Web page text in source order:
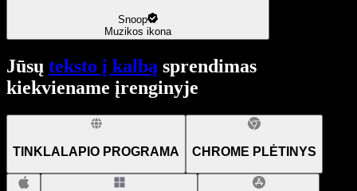
Snoop
Muzikos ikona
Jūsų teksto į kalbą sprendimas
kiekviename įrenginyje
TINKLALAPIO PROGRAMA CHROME PLĖTINYS